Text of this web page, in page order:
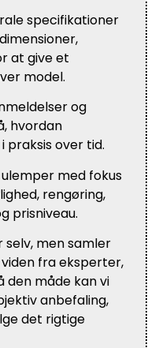
specifikationer
at give et
model.
og
hvordan
praksis over tid.
med fokus
rengøring,
prisniveau.
men samler
fra eksperter,
den måde kan vi
anbefaling,
det rigtige